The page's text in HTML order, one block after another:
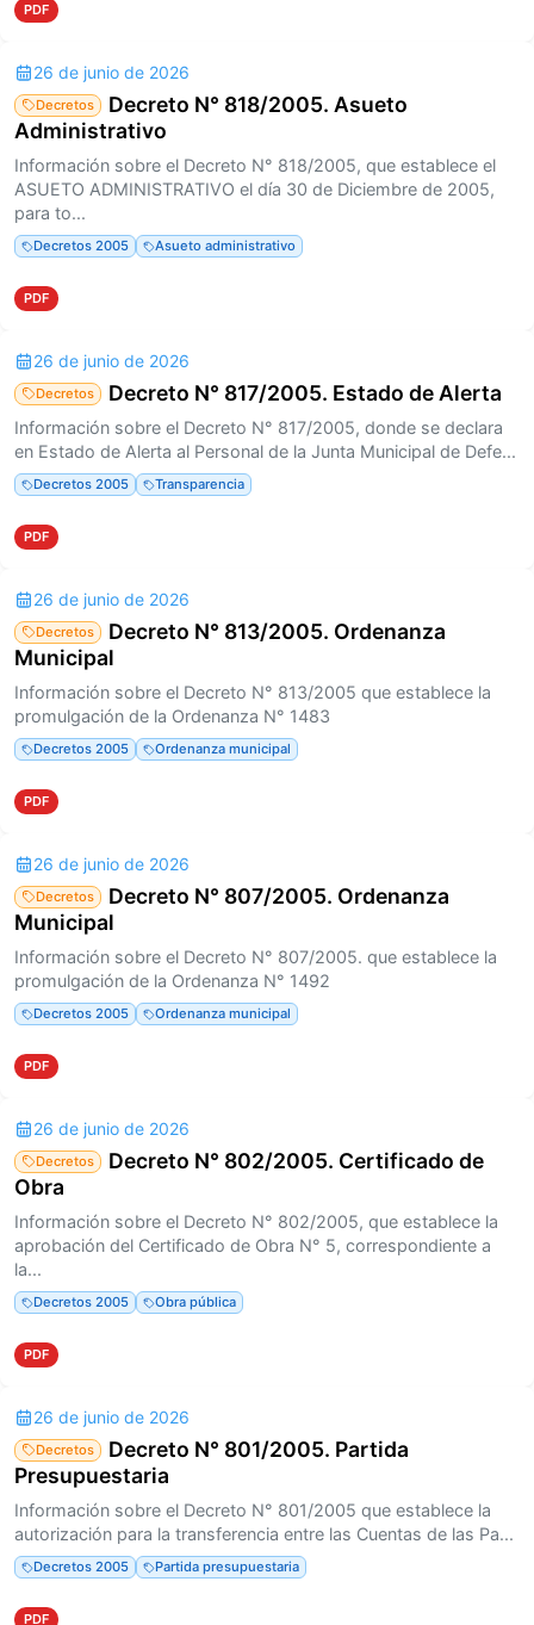
PDF
26 de junio de 2026
Decretos
Decreto N° 818/2005. Asueto
Administrativo
Información sobre el Decreto N° 818/2005, que establece el
ASUETO ADMINISTRATIVO el día 30 de Diciembre de 2005,
para to...
Decretos 2005 Asueto administrativo
PDF
26 de junio de 2026
Decretos Decreto N° 817/2005. Estado de Alerta
Información sobre el Decreto N° 817/2005, donde se declara
en Estado de Alerta al Personal de la Junta Municipal de Defe...
Decretos 2005 Transparencia
PDF
26 de junio de 2026
Decretos
Decreto N° 813/2005. Ordenanza
Municipal
Información sobre el Decreto N° 813/2005 que establece la
promulgación de la Ordenanza N° 1483
Decretos 2005 Ordenanza municipal
PDF
26 de junio de 2026
Decretos
Decreto N° 807/2005. Ordenanza
Municipal
Información sobre el Decreto N° 807/2005. que establece la
promulgación de la Ordenanza N° 1492
Decretos 2005 Ordenanza municipal
PDF
26 de junio de 2026
Decretos
Decreto N° 802/2005. Certificado de
Obra
Información sobre el Decreto N° 802/2005, que establece la
aprobación del Certificado de Obra N° 5, correspondiente a
la...
Decretos 2005 Obra pública
PDF
26 de junio de 2026
Decretos
Decreto N° 801/2005. Partida
Presupuestaria
Información sobre el Decreto N° 801/2005 que establece la
autorización para la transferencia entre las Cuentas de las Pa...
Decretos 2005 Partida presupuestaria
PDF